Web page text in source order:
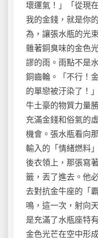
壞運氣！」「從現
我的金錢，就是你
為，讓張水瓶的光
雜著銅臭味的金色
謬的雨。雨點不是
銅齒輪。「不行！
的單戀被汙染了！
牛土豪的物質力量
充滿金錢和俗氣的
機會。張水瓶看向
輸入的「情緒燃料
後衣領上，那張寫
籤，丟了進去。他
去對抗金牛座的「
鳴，這一次，射向
是充滿了水瓶座特
金色光芒在空中形